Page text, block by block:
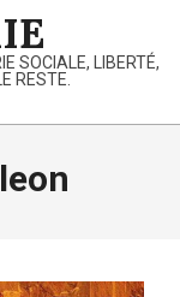
SOCIALE, LIBERTÉ,
RESTE.